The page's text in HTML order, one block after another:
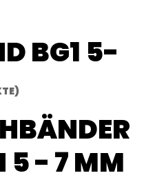
BG1 5-
5 - 7 MM